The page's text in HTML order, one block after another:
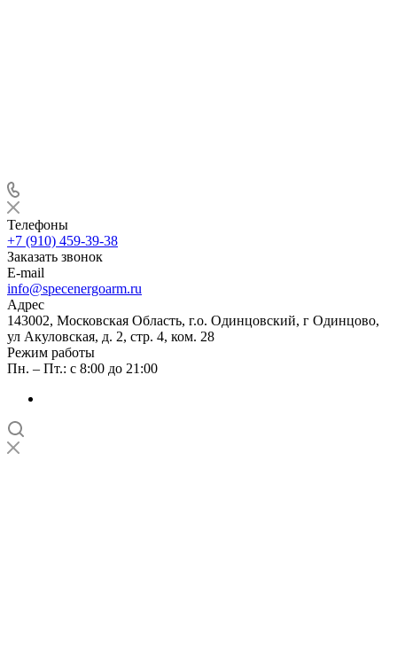
Телефоны
+7 (910) 459-39-38
Заказать звонок
E-mail
info@specenergoarm.ru
Адрес
143002, Московская Область, г.о. Одинцовский, г Одинцово,
ул Акуловская, д. 2, стр. 4, ком. 28
Режим работы
Пн. – Пт.: с 8:00 до 21:00